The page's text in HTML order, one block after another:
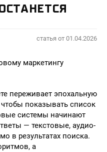
статья от 01.04.2026
маркетингу
переживает эпохальную
показывать список
системы начинают
— текстовые, аудио-
в результатах поиска.
а